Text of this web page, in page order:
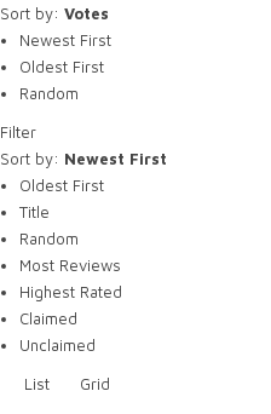
Sort by: Votes
Newest First
Oldest First
Random
Filter
Sort by: Newest First
Oldest First
Title
Random
Most Reviews
Highest Rated
Claimed
Unclaimed
List
Grid